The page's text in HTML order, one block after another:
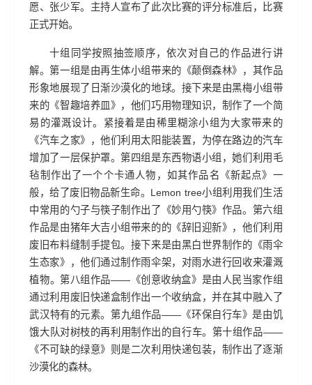
愿、张少军。主持人宣布了此次比赛的评分标准后，比赛
正式开始。
十组同学按照抽签顺序，依次对自己的作品进行讲
解。第一组是由再生体小组带来的《颠倒森林》，其作品
形象地展现了日渐沙漠化的地球。接下来是由黑梅小组带
来的《智趣培养皿》，他们巧用物理知识，制作了一个简
易的灌溉设计。紧接着是由稀里糊涂小组为大家带来的
《汽车之家》，他们利用太阳能装置，为停在路边的汽车
增加了一层保护罩。第四组是东西物语小组，她们利用毛
毡制作出了一个个卡通人物，如其作品名《新起点》一
般，给了废旧物品新生命。Lemon tree小组利用我们生活
中常用的勺子与筷子制作出了《妙用勺筷》作品。第六组
作品是由猪年大吉小组带来的的《辞旧迎新》，他们利用
废旧布料缝制手提包。接下来是由黑白世界制作的《雨伞
生态家》，他们通过制作雨伞架，对雨水进行回收来灌溉
植物。第八组作品——《创意收纳盒》是由人民当家作组
通过利用废旧快递盒制作出一个收纳盒，并在其中融入了
武汉特有的元素。第九组作品——《环保自行车》是由饥
饿大队对树枝的再利用制作出的自行车。第十组作品——
《不可缺的绿意》则是二次利用快递包装，制作出了逐渐
沙漠化的森林。